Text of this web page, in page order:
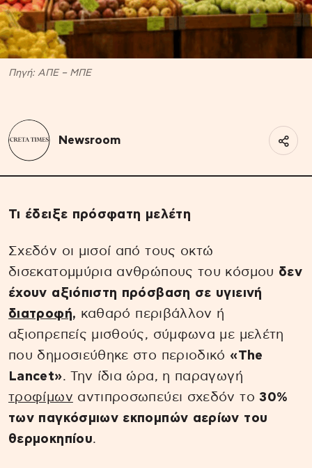
Πηγή: ΑΠΕ – ΜΠΕ
Newsroom
Τι έδειξε πρόσφατη μελέτη
Σχεδόν οι μισοί από τους οκτώ
δισεκατομμύρια ανθρώπους του κόσμου δεν
έχουν αξιόπιστη πρόσβαση σε υγιεινή
διατροφή, καθαρό περιβάλλον ή
αξιοπρεπείς μισθούς, σύμφωνα με μελέτη
που δημοσιεύθηκε στο περιοδικό «The
Lancet». Την ίδια ώρα, η παραγωγή
τροφίμων αντιπροσωπεύει σχεδόν το 30%
των παγκόσμιων εκπομπών αερίων του
θερμοκηπίου.